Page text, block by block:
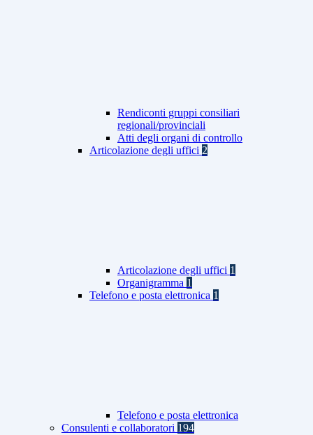
Rendiconti gruppi consiliari
regionali/provinciali
Atti degli organi di controllo
Articolazione degli uffici 2
Articolazione degli uffici 1
Organigramma 1
Telefono e posta elettronica 1
Telefono e posta elettronica
Consulenti e collaboratori 194